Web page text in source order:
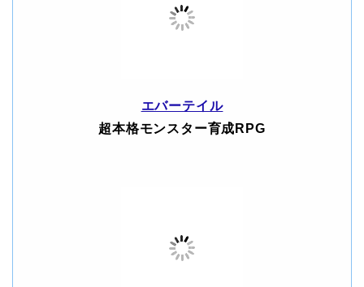
エバーテイル
超本格モンスター育成RPG